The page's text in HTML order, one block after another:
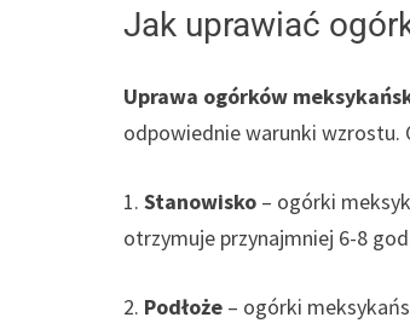
Jak uprawiać
Uprawa ogórków
odpowiednie warunki wzrostu.
1. Stanowisko – ogórki
otrzymuje przynajmniej 6-8
2. Podłoże – ogórki